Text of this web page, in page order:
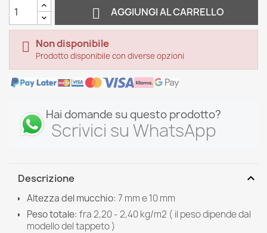
 AGGIUNGI AL CARRELLO
 Non disponibile
Prodotto disponibile con diverse opzioni
Hai domande su questo prodotto?
Scrivici su WhatsApp
Descrizione expand_more
Altezza del mucchio: 7 mm e 10 mm
Peso totale: fra 2,20 - 2,40 kg/m2 ( il peso dipende dal
modello del tappeto )